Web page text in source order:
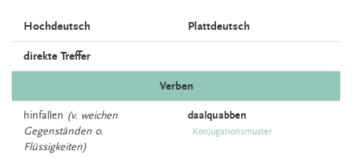
Hochdeutsch Plattdeutsch
direkte Treffer
Verben
hinfallen (v. weichen
Gegenständen o.
Flüssigkeiten)
daalquabben
Konjugationsmuster